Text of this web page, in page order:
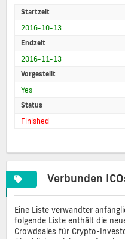
Startzeit
2016-10-13
Endzeit
2016-11-13
Vorgestellt
Yes
Status
Finished
Verbunden
Eine Liste verwandter
folgende Liste enthält die
Crowdsales für Crypto-